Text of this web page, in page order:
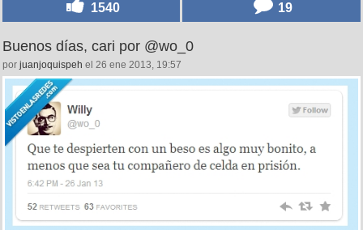
1540 19
Buenos días, cari por @wo_0
por juanjoquispeh el 26 ene 2013, 19:57